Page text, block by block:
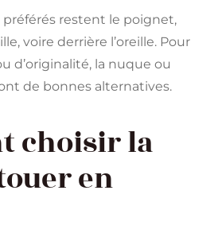
restent le poignet,
voire derrière l’oreille. Pour
d’originalité, la nuque ou
de bonnes alternatives.
choisir la
en